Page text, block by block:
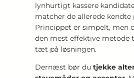
lynhurtigt kassere
matcher de allerede kendte
Princippet er simpelt, men
den mest effektive metode
tæt på løsningen.
Dernæst bør du tjekke